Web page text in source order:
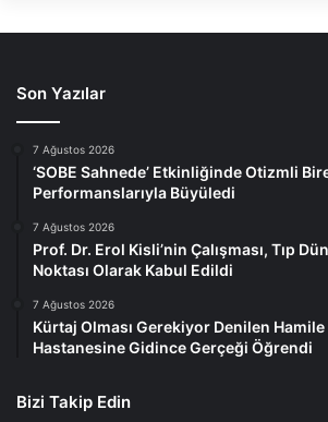
Son Yazılar
7 Ağustos 2026
‘SOBE Sahnede’ Etkinliğinde Otizmli
Performanslarıyla Büyüledi
7 Ağustos 2026
Prof. Dr. Erol Kisli’nin Çalışması, Tıp
Noktası Olarak Kabul Edildi
7 Ağustos 2026
Kürtaj Olması Gerekiyor Denilen Hamile
Hastanesine Gidince Gerçeği Öğrendi
Bizi Takip Edin